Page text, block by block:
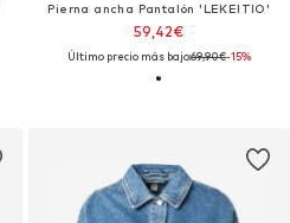
Pierna ancha Pantalón 'LEKEITIO'
59,42€
Último precio más bajo:69,90€-15%